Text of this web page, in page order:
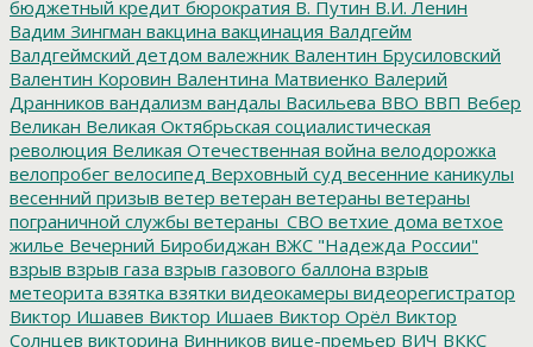
бюджетный кредит бюрократия В. Путин В.И. Ленин
Вадим Зингман вакцина вакцинация Валдгейм
Валдгеймский детдом валежник Валентин Брусиловский
Валентин Коровин Валентина Матвиенко Валерий
Дранников вандализм вандалы Васильева ВВО ВВП Вебер
Великан Великая Октябрьская социалистическая
революция Великая Отечественная война велодорожка
велопробег велосипед Верховный суд весенние каникулы
весенний призыв ветер ветеран ветераны ветераны
пограничной службы ветераны_СВО ветхие дома ветхое
жилье Вечерний Биробиджан ВЖС "Надежда России"
взрыв взрыв газа взрыв газового баллона взрыв
метеорита взятка взятки видеокамеры видеорегистратор
Виктор Ишавев Виктор Ишаев Виктор Орёл Виктор
Солнцев викторина Винников вице-премьер ВИЧ ВККС